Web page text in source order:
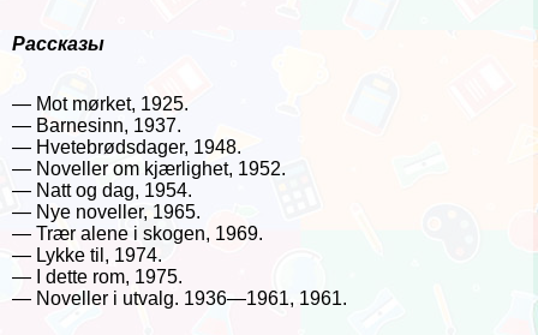
Рассказы
— Mot mørket, 1925.
— Barnesinn, 1937.
— Hvetebrødsdager, 1948.
— Noveller om kjærlighet, 1952.
— Natt og dag, 1954.
— Nye noveller, 1965.
— Trær alene i skogen, 1969.
— Lykke til, 1974.
— I dette rom, 1975.
— Noveller i utvalg. 1936—1961, 1961.